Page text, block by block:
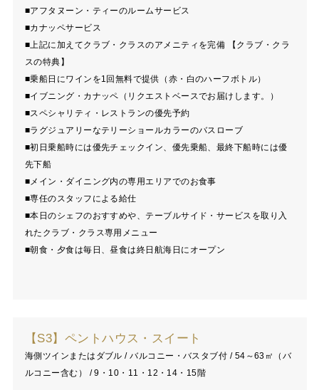
■アフタヌーン・ティーのルームサービス
■カナッペサービス
■上記に加えてクラブ・クラスのアメニティを完備 【クラブ・クラ
スの特典】
■乗船日にワインを1回無料で提供（赤・白のハーフボトル）
■イブニング・カナッペ（リクエストベースでお届けします。）
■スペシャリティ・レストランの優先予約
■ラグジュアリーなテリーショールカラーのバスローブ
■初日乗船時には優先チェックイン、優先乗船、最終下船時には優
先下船
■メイン・ダイニング内の専用エリアでのお食事
■専任のスタッフによる給仕
■本日のシェフのおすすめや、テーブルサイド・サービスを取り入
れたクラブ・クラス専用メニュー
■朝食・夕食は毎日、昼食は終日航海日にオープン
【S3】ペントハウス・スイート
海側ツインまたはダブル / バルコニー・バスタブ付 / 54～63㎡（バ
ルコニー含む） / 9・10・11・12・14・15階